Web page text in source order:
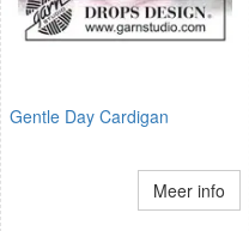
Gentle Day Cardigan
Meer info